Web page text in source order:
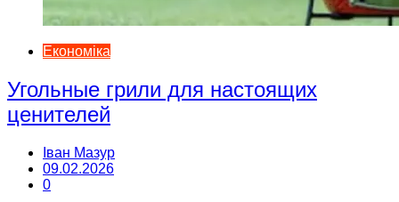
Економіка
Угольные грили для настоящих
ценителей
Іван Мазур
09.02.2026
0